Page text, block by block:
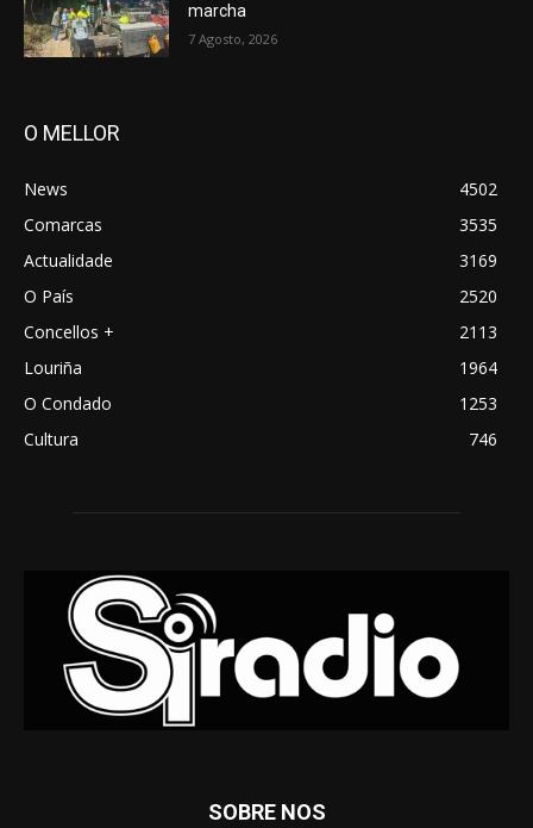
marcha
7 Agosto, 2026
O MELLOR
News
4502
Comarcas
3535
Actualidade
3169
O País
2520
Concellos +
2113
Louriña
1964
O Condado
1253
Cultura
746
SOBRE NOS